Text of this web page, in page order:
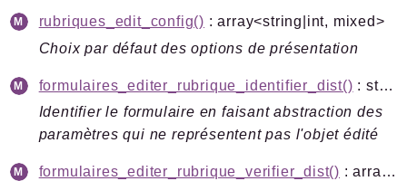
rubriques_edit_config() : array<string|int, mixed>
Choix par défaut des options de présentation
formulaires_editer_rubrique_identifier_dist()
: string
Identifier le formulaire en faisant abstraction des
paramètres qui ne représentent pas l'objet édité
formulaires_editer_rubrique_verifier_dist()
: array<string|int, mixed>